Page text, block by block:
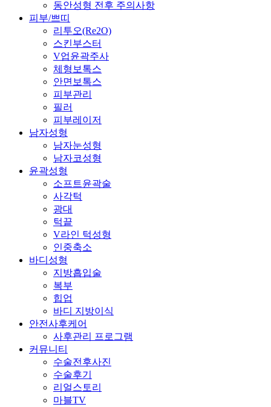
동안성형 전후 주의사항
피부/쁘띠
리투오(Re2O)
스킨부스터
V업윤곽주사
체형보톡스
안면보톡스
피부관리
필러
피부레이저
남자성형
남자눈성형
남자코성형
윤곽성형
소프트윤곽술
사각턱
광대
턱끝
V라인 턱성형
인중축소
바디성형
지방흡입술
복부
힙업
바디 지방이식
안전사후케어
사후관리 프로그램
커뮤니티
수술전후사진
수술후기
리얼스토리
마블TV